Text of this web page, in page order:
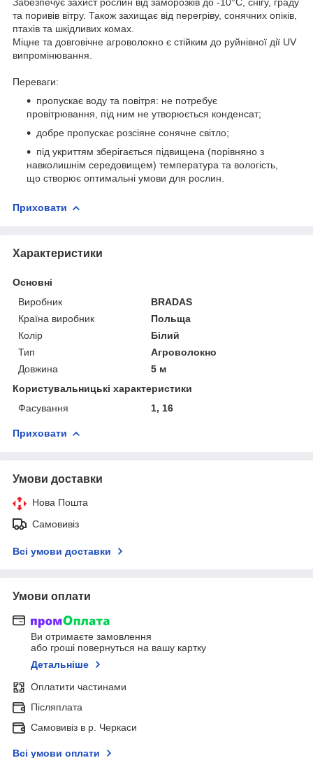
та поривів вітру. Також захищає від перегріву, сонячних опіків,
птахів та шкідливих комах.
Міцне та довговічне агроволокно є стійким до руйнівної дії UV
випромінювання.
Переваги:
пропускає воду та повітря: не потребує
провітрювання, під ним не утворюється конденсат;
добре пропускає розсіяне сонячне світло;
під укриттям зберігається підвищена (порівняно з
навколишнім середовищем) температура та вологість,
що створює оптимальні умови для рослин.
Приховати
Характеристики
Основні
Виробник
BRADAS
Країна виробник
Польща
Колір
Білий
Тип
Агроволокно
Довжина
5 м
Користувальницькі характеристики
Фасування
1, 16
Приховати
Умови доставки
Нова Пошта
Самовивіз
Всі умови доставки
Умови оплати
Ви отримаєте замовлення
або гроші повернуться на вашу картку
Детальніше
Оплатити частинами
Післяплата
Самовивіз в р. Черкаси
Всі умови оплати